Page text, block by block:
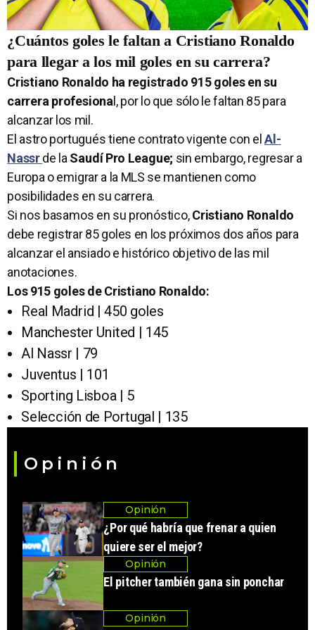
¿Cuántos goles le faltan a Cristiano Ronaldo
para llegar a los mil goles en su carrera?
Cristiano Ronaldo ha registrado 915 goles en su
carrera profesiona l, por lo que sólo le faltan 85 para
alcanzar los mil.
El astro portugués tiene contrato vigente con el Al-
Nassrde la Saudí Pro League; sin embargo, regresar a
Europa o emigrar a la MLS se mantienen como
posibilidades en su carrera.
Si nos basamos en su pronóstico,Cristiano Ronaldo
debe registrar 85 goles en los próximos dos años para
alcanzar el ansiado e histórico objetivo de las mil
anotaciones.
Los 915 goles de Cristiano Ronaldo:
Real Madrid | 450 goles
Manchester United | 145
Al Nassr | 79
Juventus | 101
Sporting Lisboa | 5
Selección de Portugal | 135
Opinión
Opinión
¿Por qué habría que frenar a quien
quiere ser el mejor?
Opinión
El pitcher también gana sin ponchar
Opinión